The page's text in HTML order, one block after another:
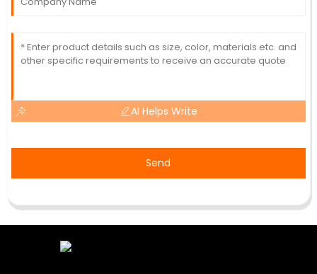
AI Helps Write
Send